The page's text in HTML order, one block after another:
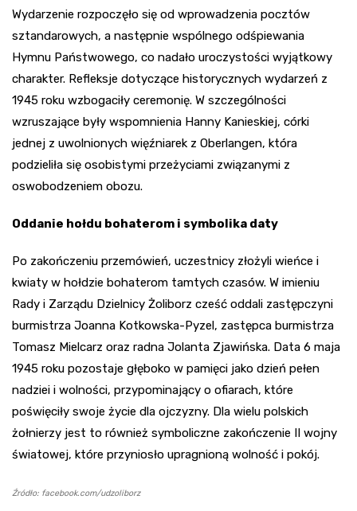
Wydarzenie rozpoczęło się od wprowadzenia pocztów
sztandarowych, a następnie wspólnego odśpiewania
Hymnu Państwowego, co nadało uroczystości wyjątkowy
charakter. Refleksje dotyczące historycznych wydarzeń z
1945 roku wzbogaciły ceremonię. W szczególności
wzruszające były wspomnienia Hanny Kanieskiej, córki
jednej z uwolnionych więźniarek z Oberlangen, która
podzieliła się osobistymi przeżyciami związanymi z
oswobodzeniem obozu.
Oddanie hołdu bohaterom i symbolika daty
Po zakończeniu przemówień, uczestnicy złożyli wieńce i
kwiaty w hołdzie bohaterom tamtych czasów. W imieniu
Rady i Zarządu Dzielnicy Żoliborz cześć oddali zastępczyni
burmistrza Joanna Kotkowska-Pyzel, zastępca burmistrza
Tomasz Mielcarz oraz radna Jolanta Zjawińska. Data 6 maja
1945 roku pozostaje głęboko w pamięci jako dzień pełen
nadziei i wolności, przypominający o ofiarach, które
poświęciły swoje życie dla ojczyzny. Dla wielu polskich
żołnierzy jest to również symboliczne zakończenie II wojny
światowej, które przyniosło upragnioną wolność i pokój.
Źródło: facebook.com/udzoliborz